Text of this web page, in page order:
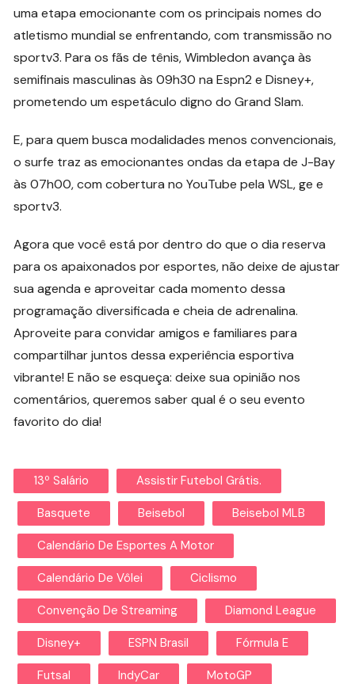
uma etapa emocionante com os principais nomes do
atletismo mundial se enfrentando, com transmissão no
sportv3. Para os fãs de tênis, Wimbledon avança às
semifinais masculinas às 09h30 na Espn2 e Disney+,
prometendo um espetáculo digno do Grand Slam.
E, para quem busca modalidades menos convencionais,
o surfe traz as emocionantes ondas da etapa de J-Bay
às 07h00, com cobertura no YouTube pela WSL, ge e
sportv3.
Agora que você está por dentro do que o dia reserva
para os apaixonados por esportes, não deixe de ajustar
sua agenda e aproveitar cada momento dessa
programação diversificada e cheia de adrenalina.
Aproveite para convidar amigos e familiares para
compartilhar juntos dessa experiência esportiva
vibrante! E não se esqueça: deixe sua opinião nos
comentários, queremos saber qual é o seu evento
favorito do dia!
13º Salário Assistir Futebol Grátis.
Basquete Beisebol Beisebol MLB
Calendário De Esportes A Motor
Calendário De Vôlei Ciclismo
Convenção De Streaming Diamond League
Disney+ ESPN Brasil Fórmula E
Futsal IndyCar MotoGP